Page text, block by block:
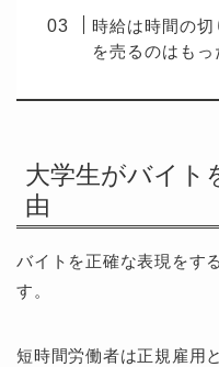
時給は時間の
を売るのはも
大学生がバイト
由
バイトを正確な表現をす
す。
短時間労働者は正規雇用